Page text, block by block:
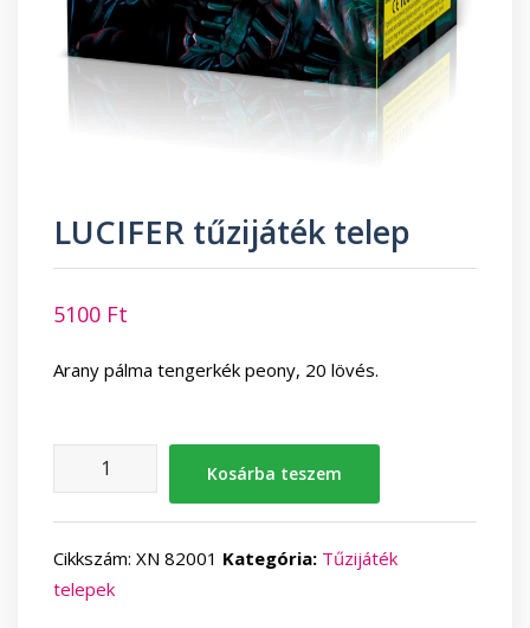
LUCIFER tűzijáték telep
5100 Ft
Arany pálma tengerkék peony, 20 lövés.
LUCIFER
tűzijáték
telep
mennyiség
Kosárba teszem
Cikkszám: XN 82001 Kategória: Tűzijáték
telepek